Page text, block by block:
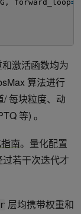
forward_loop=
激活函数均为
算法进行
每块粒度、动
等) 。
南。量化配置
若干次迭代才
层均携带权重和